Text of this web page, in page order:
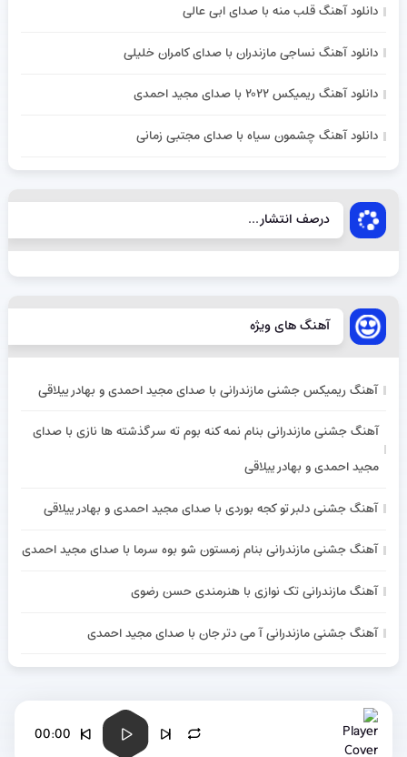
دانلود آهنگ قلب منه با صدای ابی عالی
دانلود آهنگ نساجی مازندران با صدای کامران خلیلی
دانلود آهنگ ریمیکس ۲۰۲۲ با صدای مجید احمدی
دانلود آهنگ چشمون سیاه با صدای مجتبی زمانی
درصف انتشار...
آهنگ های ویژه
آهنگ ریمیکس جشنی مازندرانی با صدای مجید احمدی و بهادر ییلاقی
آهنگ جشنی مازندرانی بنام نمه کنه بوم ته سر گذشته ها نازی با صدای
مجید احمدی و بهادر ییلاقی
آهنگ جشنی دلبر تو کجه بوردی با صدای مجید احمدی و بهادر ییلاقی
آهنگ جشنی مازندرانی بنام زمستون شو بوه سرما با صدای مجید احمدی
آهنگ مازندرانی تک نوازی با هنرمندی حسن رضوی
آهنگ جشنی مازندرانی آ می دتر جان با صدای مجید احمدی
00:00